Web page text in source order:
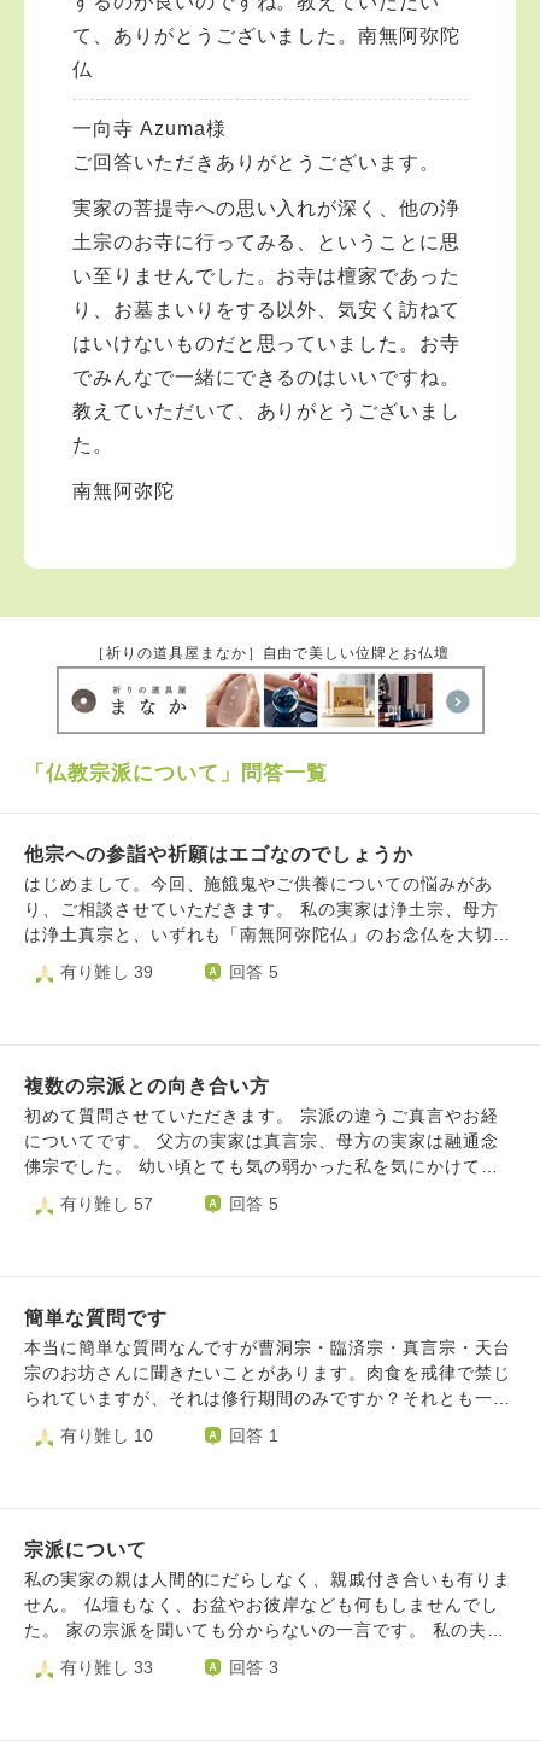
て、ありがとうございました。南無阿弥陀
仏
一向寺 Azuma様
ご回答いただきありがとうございます。
実家の菩提寺への思い入れが深く、他の浄
土宗のお寺に行ってみる、ということに思
い至りませんでした。お寺は檀家であった
り、お墓まいりをする以外、気安く訪ねて
はいけないものだと思っていました。お寺
でみんなで一緒にできるのはいいですね。
教えていただいて、ありがとうございまし
た。
南無阿弥陀
［祈りの道具屋まなか］自由で美しい位牌とお仏壇
「仏教宗派について」問答一覧
他宗への参詣や祈願はエゴなのでしょうか
​はじめまして。今回、施餓鬼やご供養についての悩みがあ
り、ご相談させていただきます。 ​私の実家は浄土宗、母方
は浄土真宗と、いずれも「南無阿弥陀仏」のお念仏を大切に
する家庭で育ちました。現在は実家を離れ、一人暮らしをし
ております。 ​数年前、御朱印を集めるのをきっかけに通い
するようになり、また自分自身で家系図を作るようになって
からは、ご先祖様や命への意識がより強くなっていきまし
た。 ​しかし近年になり、「自分のしてきたことは、本当に
正しかったのだろうか」と頭を悩ませるようになりました。
べきだったのではないか、自分のエゴ（自力や欲）が肥大化
正しかったのか」という葛藤の中で、自分を責めて苦しくな
っております。 ​お坊さま方より、この心のありようについ
てご示教をいただけますと幸いです。どうぞよろしくお願い
いたします。
有り難し 39 回答 5
複数の宗派との向き合い方
初めて質問させていただきます。 宗派の違うご真言やお経
についてです。 父方の実家は真言宗、母方の実家は融通念
佛宗でした。 幼い頃とても気の弱かった私を気にかけてく
れた父方の祖父に、毎朝七回、「おんかかかびさんまえいそ
わか」と唱えて小さな仏様に手を合わせるように教えてもら
に親しみを持ち、何の違和感も抱いたことがありません。
それなのに、結婚後に夫の実家の法事で初めて南妙法蓮華経
と聞いたときは、大げさかもしれませんがカルチャーショッ
クのようなものを受けました。夫の実家は日蓮宗です。 違
を感じてしまいます。 日蓮宗のことをよく知れば解消する
きですし、般若心経やお地蔵さまのご真言に心が安らぎま
す。 反面、これら他宗派のお経やご真言を心の中でも唱え
ることは罰当たりな気もしています。 将来は、ひとりぼっ
ちは嫌なので夫と同じお墓に入りたいです。 慣れ親しんだ
になりたい⋯こんな私は将来成仏できますか？ 他宗派のお
有り難し 57 回答 5
簡単な質問です
本当に簡単な質問なんですが曹洞宗・臨済宗・真言宗・天台
宗のお坊さんに聞きたいことがあります。肉食を戒律で禁じ
られていますが、それは修行期間のみですか？それとも一生
ずーと続くものですか？
有り難し 10 回答 1
宗派について
私の実家の親は人間的にだらしなく、親戚付き合いも有りま
せん。 仏壇もなく、お盆やお彼岸なども何もしませんでし
た。 家の宗派を聞いても分からないの一言です。 私の夫の
両親は、特殊な宗教を信仰しており、私も夫もその宗教を信
仰したくない考えです。夫も以前の宗派が分からない状態で
有り難し 33 回答 3